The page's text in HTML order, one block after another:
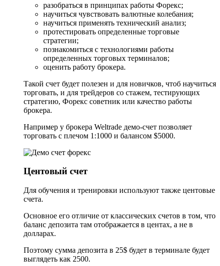
разобраться в принципах работы Форекс;
научиться чувствовать валютные колебания;
научиться применять технический анализ;
протестировать определенные торговые
стратегии;
познакомиться с технологиями работы
определенных торговых терминалов;
оценить работу брокера.
Такой счет будет полезен и для новичков, чтоб научиться
торговать, и для трейдеров со стажем, тестирующих
стратегию, Форекс советник или качество работы
брокера.
Например у брокера Weltrade демо-счет позволяет
торговать с плечом 1:1000 и балансом $5000.
Центовый счет
Для обучения и тренировки используют также центовые
счета.
Основное его отличие от классических счетов в том, что
баланс депозита там отображается в центах, а не в
долларах.
Поэтому сумма депозита в 25$ будет в терминале будет
выглядеть как 2500.